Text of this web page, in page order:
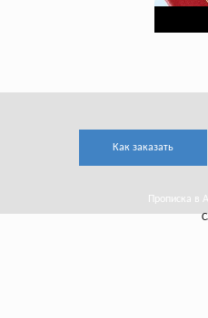
Как заказать
Прописка в